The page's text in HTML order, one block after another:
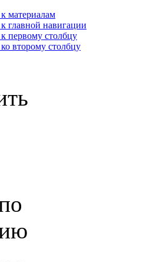
материалам
главной навигации
первому столбцу
второму столбцу